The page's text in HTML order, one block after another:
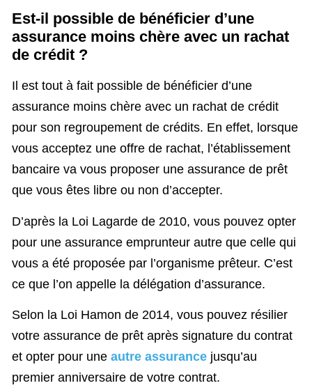
Est-il possible de bénéficier d’une
assurance moins chère avec un rachat
de crédit ?
Il est tout à fait possible de bénéficier d’une
assurance moins chère avec un rachat de crédit
pour son regroupement de crédits. En effet, lorsque
vous acceptez une offre de rachat, l’établissement
bancaire va vous proposer une assurance de prêt
que vous êtes libre ou non d’accepter.
D’après la Loi Lagarde de 2010, vous pouvez opter
pour une assurance emprunteur autre que celle qui
vous a été proposée par l’organisme prêteur. C’est
ce que l’on appelle la délégation d’assurance.
Selon la Loi Hamon de 2014, vous pouvez résilier
votre assurance de prêt après signature du contrat
et opter pour une autre assurance jusqu’au
premier anniversaire de votre contrat.